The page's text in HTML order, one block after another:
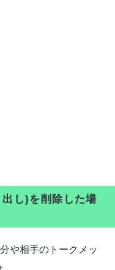
し)を削除した場
や相手のトークメッ